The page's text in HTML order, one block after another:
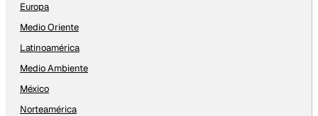
Europa
Medio Oriente
Latinoamérica
Medio Ambiente
México
Norteamérica